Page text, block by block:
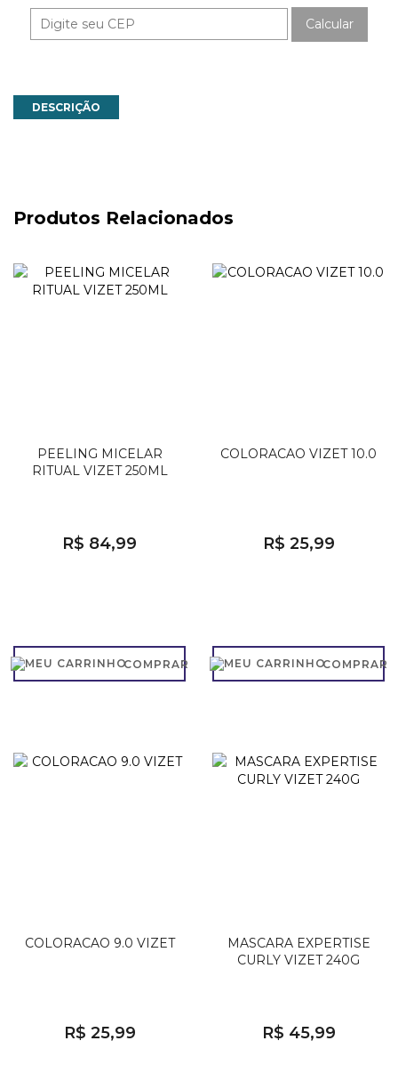
Calcular
DESCRIÇÃO
Produtos Relacionados
PEELING MICELAR
RITUAL VIZET 250ML
R$ 84,99
COMPRAR
COLORACAO VIZET 10.0
R$ 25,99
COMPRAR
COLORACAO 9.0 VIZET
R$ 25,99
MASCARA EXPERTISE
CURLY VIZET 240G
R$ 45,99